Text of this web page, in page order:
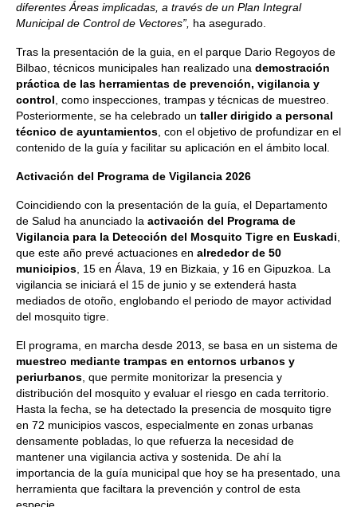
diferentes Áreas implicadas, a través de un Plan Integral
Municipal de Control de Vectores”, ha asegurado.
Tras la presentación de la guia, en el parque Dario Regoyos de
Bilbao, técnicos municipales han realizado una demostración
práctica de las herramientas de prevención, vigilancia y
control , como inspecciones, trampas y técnicas de muestreo.
Posteriormente, se ha celebrado un taller dirigido a personal
técnico de ayuntamientos , con el objetivo de profundizar en el
contenido de la guía y facilitar su aplicación en el ámbito local.
Activación del Programa de Vigilancia 2026
Coincidiendo con la presentación de la guía, el Departamento
de Salud ha anunciado la activación del Programa de
Vigilancia para la Detección del Mosquito Tigre en Euskadi
que este año prevé actuaciones en alrededor de 50
municipios , 15 en Álava, 19 en Bizkaia, y 16 en Gipuzkoa. La
vigilancia se iniciará el 15 de junio y se extenderá hasta
mediados de otoño, englobando el periodo de mayor actividad
del mosquito tigre.
El programa, en marcha desde 2013, se basa en un sistema de
muestreo mediante trampas en entornos urbanos y
periurbanos , que permite monitorizar la presencia y
distribución del mosquito y evaluar el riesgo en cada territorio.
Hasta la fecha, se ha detectado la presencia de mosquito tigre
en 72 municipios vascos, especialmente en zonas urbanas
densamente pobladas, lo que refuerza la necesidad de
mantener una vigilancia activa y sostenida. De ahí la
importancia de la guía municipal que hoy se ha presentado, una
herramienta que faciltara la prevención y control de esta